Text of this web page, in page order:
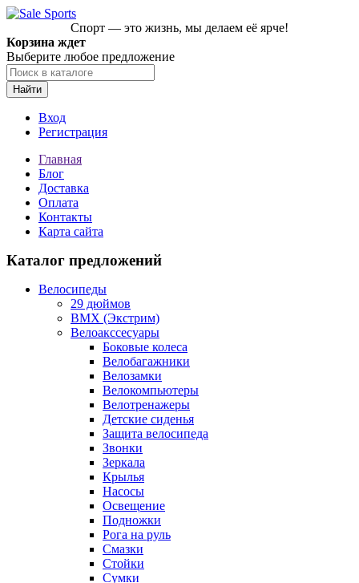
Спорт — это жизнь, мы делаем её ярче!
Корзина ждет
Выберите любое предложение
Найти
Вход
Регистрация
Главная
Блог
Доставка
Оплата
Контакты
Карта сайта
Каталог предложений
Велосипеды
29 дюймов
BMX (Экстрим)
Велоакссесуары
Боковые колеса
Велобагажники
Велозамки
Велокомпьютеры
Велотренажеры
Детские сиденья
Защита велосипеда
Звонки
Зеркала
Крылья
Насосы
Освещение
Подножки
Рога на руль
Смазки
Стойки
Сумки